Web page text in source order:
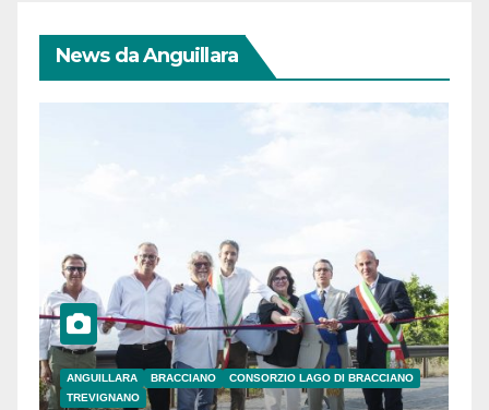
News da Anguillara
ANGUILLARA BRACCIANO
CONSORZIO LAGO DI BRACCIANO
TREVIGNANO